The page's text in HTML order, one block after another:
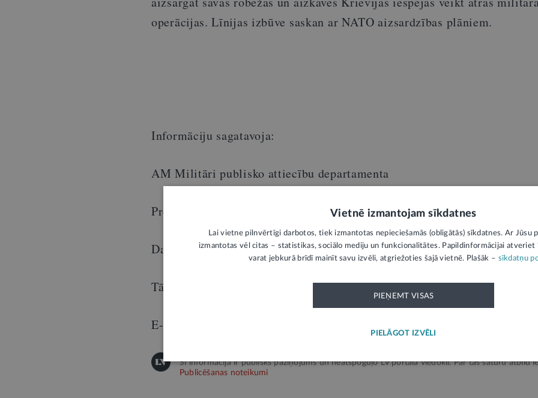
operācijas. Līnijas izbūve saskan ar NATO aizsardzības plāniem.
Informāciju sagatavoja:
AM Militāri publisko attiecību departamenta
Preses nodaļas vecākā referente
Daniela Reihenbaha
Tālrunis: 67335093
E-pasts:
Šī informācija ir publisks paziņojums un neatspoguļo LV portāla viedokli. Par tās saturu atbild
Publicēšanas noteikumi
Vietnē izmantojam sīkdatnes
Lai vietne pilnvērtīgi darbotos, tiek izmantotas nepieciešamās (obligātās) sīkdatnes. Ar Jūsu
izmantotas vēl citas – statistikas, sociālo mediju un funkcionalitātes. Papildinformācijai atveriet
varat jebkurā brīdī mainīt savu izvēli, atgriežoties šajā vietnē. Plašāk – sīkdatņu
PIEŅEMT VISAS
PIELĀGOT IZVĒLI